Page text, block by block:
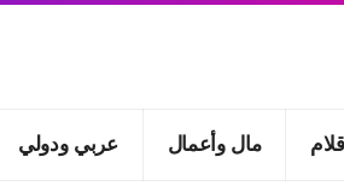
أقلام مال وأعمال عربي ودولي